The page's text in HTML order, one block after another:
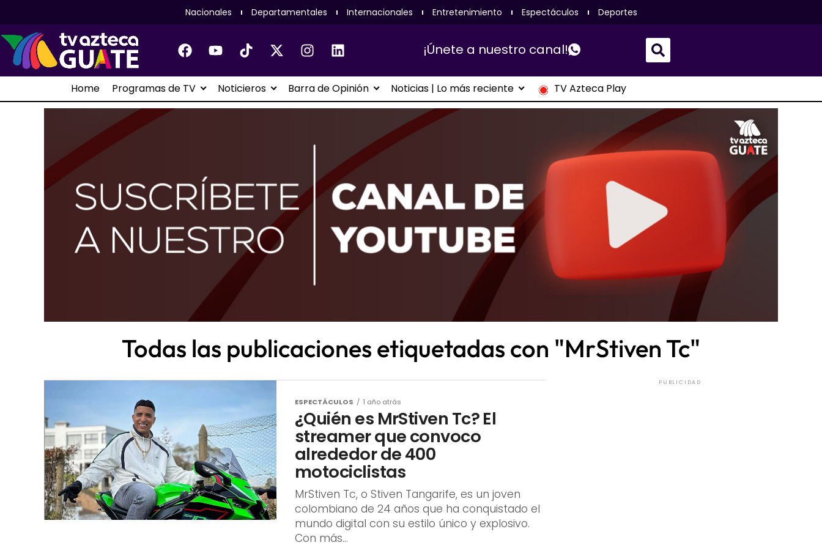
Nacionales Departamentales Internacionales Entretenimiento Espectáculos Deportes
¡Únete a nuestro canal!
Home Programas de TV Noticieros Barra de Opinión Noticias | Lo más reciente TV Azteca Play
Todas las publicaciones etiquetadas con "MrStiven Tc"
ESPECTÁCULOS 1 año atrás
¿Quién es MrStiven Tc? El
streamer que convoco
alrededor de 400
motociclistas
MrStiven Tc, o Stiven Tangarife, es un joven
colombiano de 24 años que ha conquistado el
mundo digital con su estilo único y explosivo.
Con más...
PUBLICIDAD